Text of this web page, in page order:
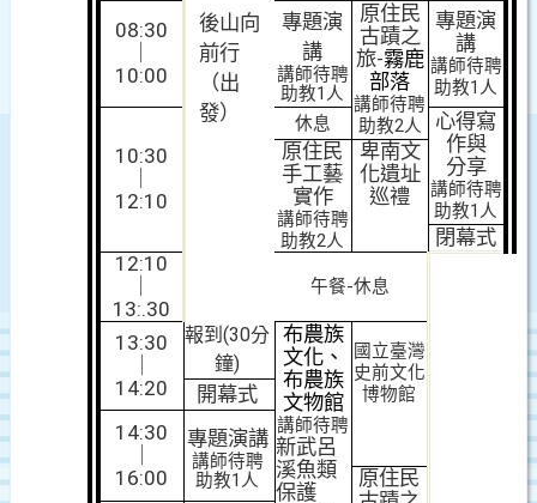
後山向
前行
（出
發）
08:30
10:00
專題演
講
講師待聘
助教1人
原住民
古蹟之
旅-霧鹿
部落
講師待聘
助教2人
專題演
講
講師待聘
助教1人
10:30
12:10
休息
心得寫
作與
分享
講師待聘
助教1人
原住民
手工藝
實作
講師待聘
助教2人
卑南文
化遺址
巡禮
閉幕式
12:10
13:.30
午餐-休息
13:30
14:20
報到(30分
鐘)
布農族
文化、
布農族
文物館
講師待聘
新武呂
溪魚類
保護
國立臺灣
史前文化
博物館
開幕式
14:30
16:00
專題演講
講師待聘
助教1人
原住民